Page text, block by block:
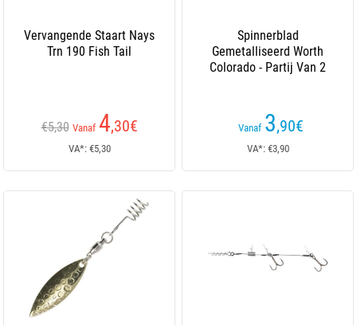
Vervangende Staart Nays
Trn 190 Fish Tail
€5,30 Vanaf 4,30€
VA*: €5,30
Spinnerblad
Gemetalliseerd Worth
Colorado - Partij Van 2
Vanaf 3,90€
VA*: €3,90